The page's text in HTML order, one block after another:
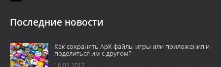
Последние новости
Как сохранять ApK файлы игры или приложения и
поделиться им с другом?
16.03.2017